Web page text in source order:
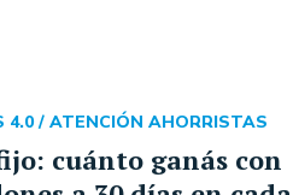
cuánto ganás con
4.0 / ATENCIÓN AHORRISTAS